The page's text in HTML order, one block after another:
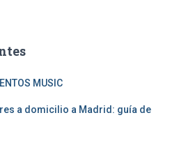
MUSIC
a domicilio a Madrid: guía de